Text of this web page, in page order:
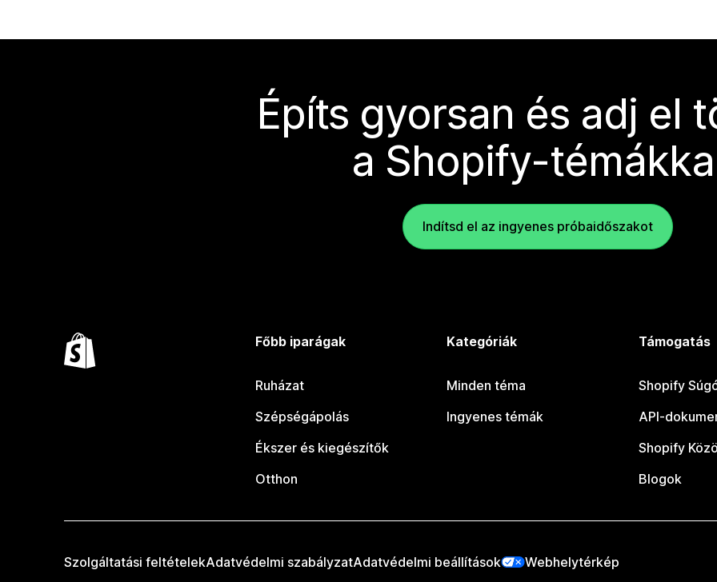
Építs gyorsan és adj el
a Shopify-
Indítsd el az ingyenes próbaidőszakot
Főbb iparágak
Ruházat
Szépségápolás
Ékszer és kiegészítők
Otthon
Kategóriák
Minden téma
Ingyenes témák
Támogatás
Shopify
API-
Shopify
Blogok
Szolgáltatási feltételekAdatvédelmi szabályzatAdatvédelmi beállítások Webhelytérkép